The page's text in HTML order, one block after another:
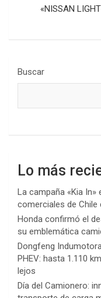
«NISSAN
Buscar
Lo más
La campaña «Kia
comerciales de
Honda confirmó el
su emblemática
Dongfeng
PHEV: hasta 1.110
lejos
Día del Camionero: